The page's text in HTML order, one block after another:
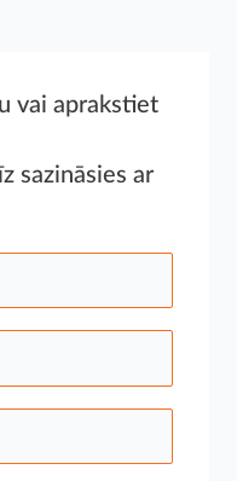
vai aprakstiet
sazināsies ar